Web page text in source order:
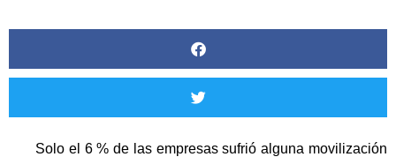
Solo el 6 % de las empresas sufrió alguna movilización